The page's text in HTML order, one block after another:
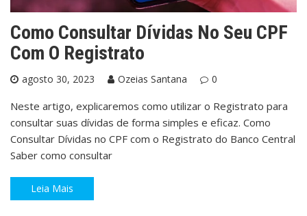
Como Consultar Dívidas No Seu CPF
Com O Registrato
agosto 30, 2023 Ozeias Santana 0
Neste artigo, explicaremos como utilizar o Registrato para
consultar suas dívidas de forma simples e eficaz. Como
Consultar Dívidas no CPF com o Registrato do Banco Central
Saber como consultar
Leia Mais